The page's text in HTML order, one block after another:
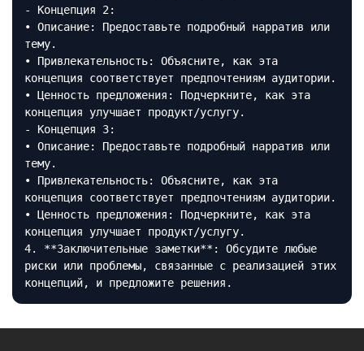
- Концепция 2:
• Описание: Предоставьте подробный нарратив или
тему.
• Привлекательность: Объясните, как эта
концепция соответствует предпочтениям аудитории.
• Ценность предложения: Подчеркните, как эта
концепция улучшает продукт/услугу.
- Концепция 3:
• Описание: Предоставьте подробный нарратив или
тему.
• Привлекательность: Объясните, как эта
концепция соответствует предпочтениям аудитории.
• Ценность предложения: Подчеркните, как эта
концепция улучшает продукт/услугу.
4. **Заключительные заметки**: Обсудите любые
риски или проблемы, связанные с реализацией этих
концепций, и предложите решения.